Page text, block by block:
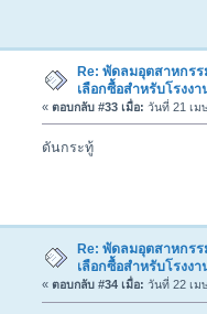
Re: พัดลมอุตสาหกร
เลือกซื้อสำหรับโรงง
« ตอบกลับ #33 เมื่อ: วันที่ 21 เม
ดันกระทู้
Re: พัดลมอุตสาหกร
เลือกซื้อสำหรับโรงง
« ตอบกลับ #34 เมื่อ: วันที่ 22 เม